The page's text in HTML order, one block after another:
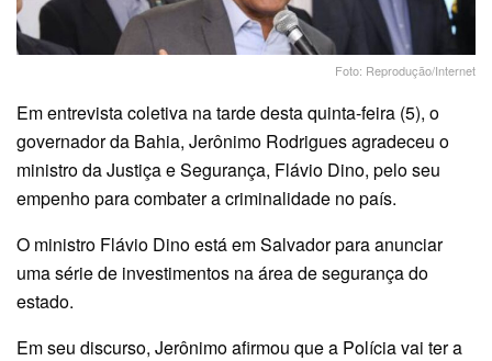
Foto: Reprodução/Internet
Em entrevista coletiva na tarde desta quinta-feira (5), o
governador da Bahia, Jerônimo Rodrigues agradeceu o
ministro da Justiça e Segurança, Flávio Dino, pelo seu
empenho para combater a criminalidade no país.
O ministro Flávio Dino está em Salvador para anunciar
uma série de investimentos na área de segurança do
estado.
Em seu discurso, Jerônimo afirmou que a Polícia vai ter a